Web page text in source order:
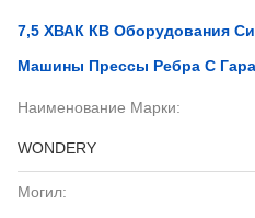
7,5 ХВАК КВ Оборудования
Машины Прессы Ребра С
Наименование Марки:
WONDERY
Могил: